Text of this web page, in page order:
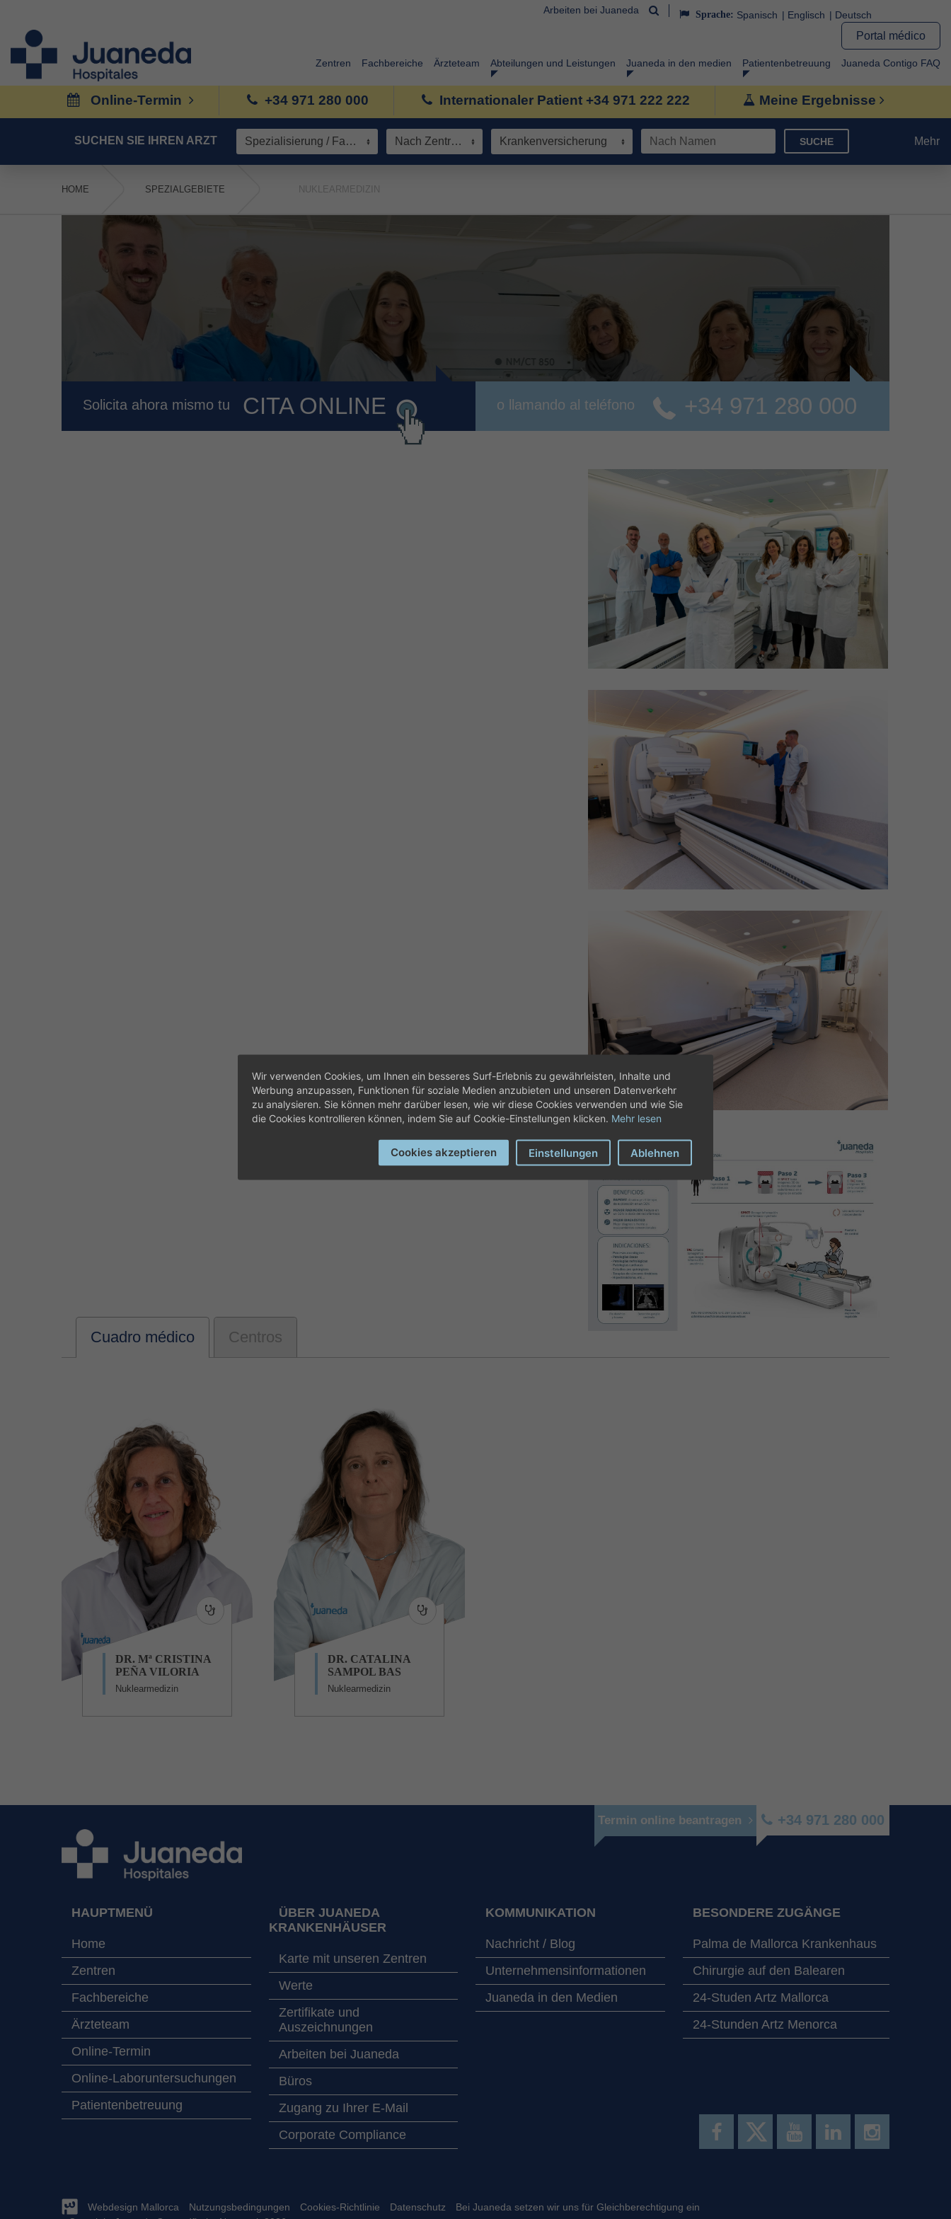
Arbeiten bei Juaneda Sprache: Spanisch Englisch Deutsch
Portal médico
Zentren Fachbereiche Ärzteteam Abteilungen und Leistungen Juaneda in den medien Patientenbetreuung Juaneda Contigo FAQ
Online-Termin +34 971 280 000 Internationaler Patient +34 971 222 222 Meine Ergebnisse
SUCHEN SIE IHREN ARZT Spezialisierung / Fachbereich Nach Zentrum Krankenversicherung SUCHE Mehr
HOME SPEZIALGEBIETE NUKLEARMEDIZIN
Solicita ahora mismo tu CITA ONLINE o llamando al teléfono +34 971 280 000
Cuadro médico Centros
DR. Mª CRISTINA
PEÑA VILORIA
Nuklearmedizin
DR. CATALINA
SAMPOL BAS
Nuklearmedizin
Termin online beantragen +34 971 280 000
HAUPTMENÜ
Home
Zentren
Fachbereiche
Ärzteteam
Online-Termin
Online-Laboruntersuchungen
Patientenbetreuung
ÜBER JUANEDA
KRANKENHÄUSER
Karte mit unseren Zentren
Werte
Zertifikate und
Auszeichnungen
Arbeiten bei Juaneda
Büros
Zugang zu Ihrer E-Mail
Corporate Compliance
KOMMUNIKATION
Nachricht / Blog
Unternehmensinformationen
Juaneda in den Medien
BESONDERE ZUGÄNGE
Palma de Mallorca Krankenhaus
Chirurgie auf den Balearen
24-Studen Artz Mallorca
24-Stunden Artz Menorca
Webdesign Mallorca Nutzungsbedingungen Cookies-Richtlinie Datenschutz
Bei Juaneda setzen wir uns für Gleichberechtigung ein
Wir verwenden Cookies, um Ihnen ein besseres Surf-Erlebnis zu gewährleisten, Inhalte und
Werbung anzupassen, Funktionen für soziale Medien anzubieten und unseren Datenverkehr
zu analysieren. Sie können mehr darüber lesen, wie wir diese Cookies verwenden und wie Sie
die Cookies kontrollieren können, indem Sie auf Cookie-Einstellungen klicken. Mehr lesen
Cookies akzeptieren Einstellungen Ablehnen